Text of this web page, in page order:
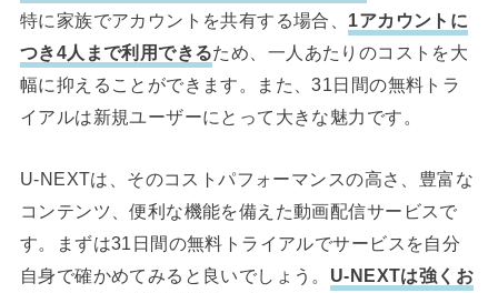
特に家族でアカウントを共有する場合、 1アカウントに
つき4人まで利用できるため、一人あたりのコストを大
幅に抑えることができます。また、31日間の無料トラ
イアルは新規ユーザーにとって大きな魅力です。
U-NEXTは、そのコストパフォーマンスの高さ、豊富な
コンテンツ、便利な機能を備えた動画配信サービスで
す。まずは31日間の無料トライアルでサービスを自分
自身で確かめてみると良いでしょう。 U-NEXTは強くお